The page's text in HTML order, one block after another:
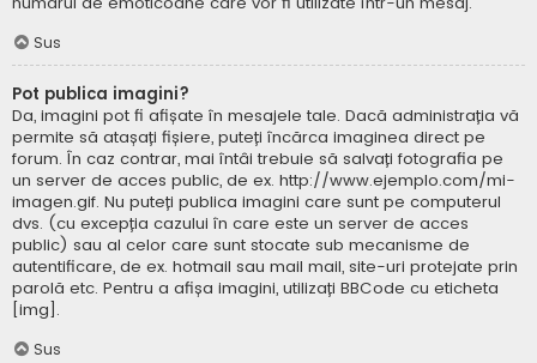
Sus
Pot publica imagini?
Da, imagini pot fi afișate în mesajele tale. Dacă administrația vă
permite să atașați fișiere, puteți încărca imaginea direct pe
forum. În caz contrar, mai întâi trebuie să salvați fotografia pe
un server de acces public, de ex. http://www.ejemplo.com/mi-
imagen.gif. Nu puteți publica imagini care sunt pe computerul
dvs. (cu excepția cazului în care este un server de acces
public) sau al celor care sunt stocate sub mecanisme de
autentificare, de ex. hotmail sau mail mail, site-uri protejate prin
parolă etc. Pentru a afișa imagini, utilizați BBCode cu eticheta
[img].
Sus